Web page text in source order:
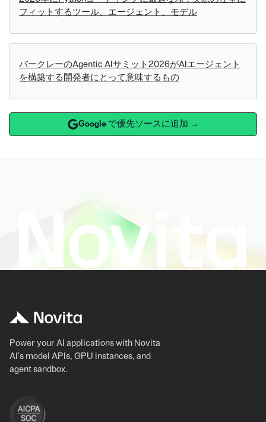
フィットするツール、エージェント、モデル
バークレーのAgentic AIサミット2026がAIエージェント
を構築する開発者にとって意味するもの
Google で優先ソースに追加 →
Power your AI applications with Novita
AI's model APIs, GPU instances, and
agent sandbox.